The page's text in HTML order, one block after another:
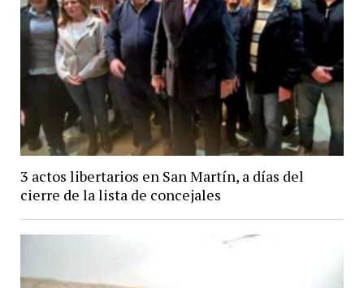
3 actos libertarios en San Martín, a días del
cierre de la lista de concejales